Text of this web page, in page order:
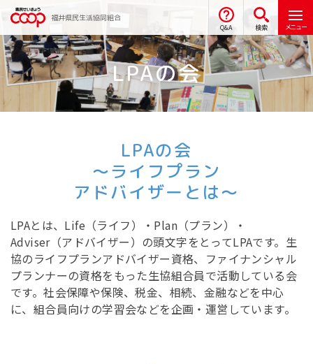
福井県民生活協同組合
Q&A 検索 メニュー
LPAの会
LPAの会
～ライフプラン
アドバイザーとは～
LPAとは、Life（ライフ）・Plan（プラン）・
Adviser（アドバイザー）の頭文字をとってLPAです。生
協のライフプランアドバイザー資格、ファイナンシャル
プランナーの資格をもった生協組合員で活動している会
です。社会保障や保険、税金、相続、金融などを中心
に、組合員向けの学習会などを企画・運営しています。